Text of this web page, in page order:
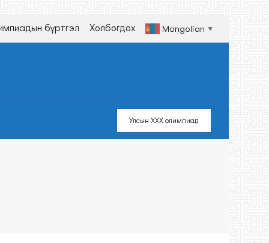
бүртгэл Холбогдох Mongolian ▼
Улсын XXX олимпиад